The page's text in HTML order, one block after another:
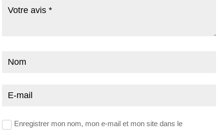
Enregistrer mon nom, mon e-mail et mon site dans le